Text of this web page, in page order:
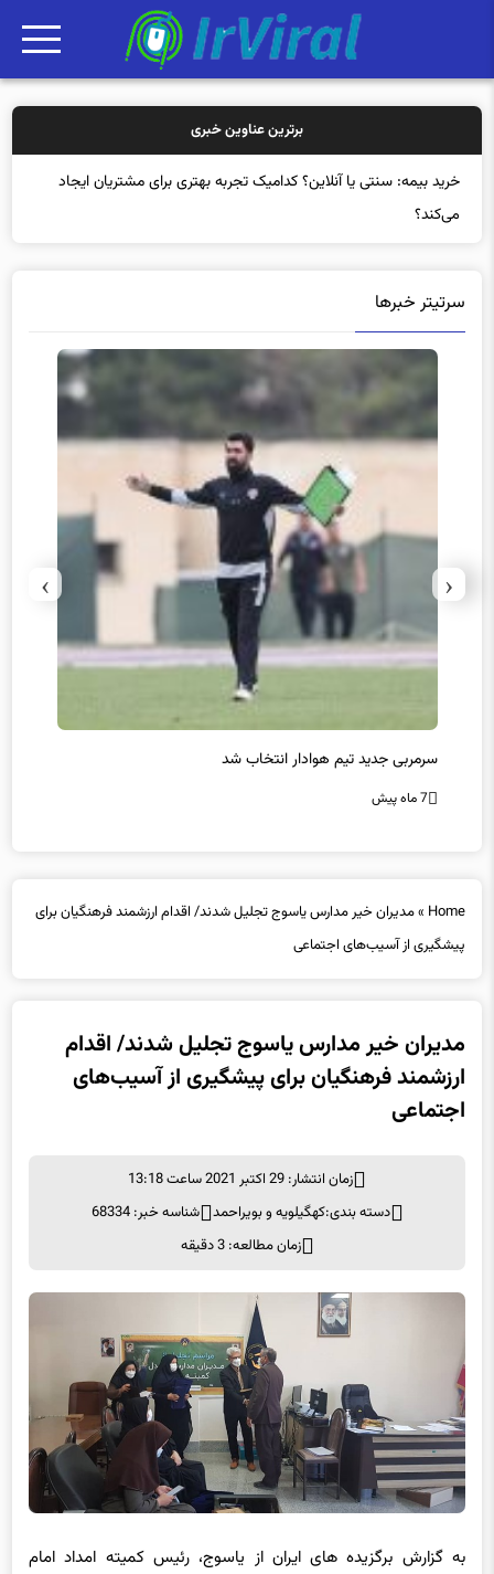
برترین عناوین خبری
خرید
سرمربی جدید تیم هوادار انتخاب شد
7 ماه پیش
پیشگیری از آسیب‌های اجتماعی
ارزشمند فرهنگیان برای پیشگیری از آسیب‌های
اجتماعی
دسته بندی: کهگیلویه و بویراحمد شناسه خبر: 68334
زمان مطالعه: 3 دقیقه
خمینی(ره) منطقه یک یاسوج طی مراسمی از مدیران ۱۰ مدرسه در